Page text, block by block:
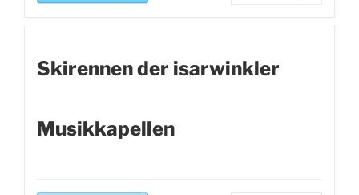
Skirennen der isarwinkler
Musikkapellen